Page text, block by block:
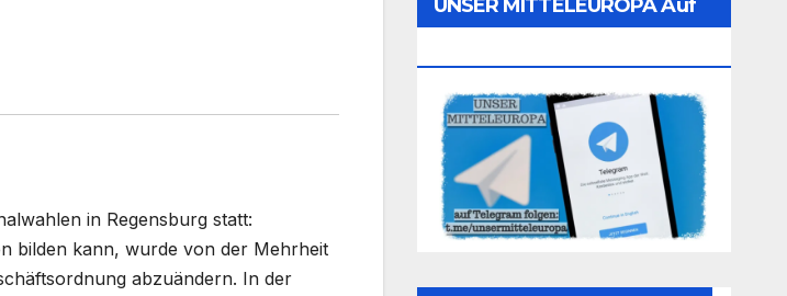
in Regensburg statt:
bilden kann, wurde von der Mehrheit
abzuändern. In der
UNSER MITTELEUROPA Auf